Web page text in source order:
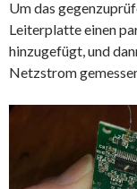
Um das
Leiterplatte einen
hinzugefügt, und
Netzstrom